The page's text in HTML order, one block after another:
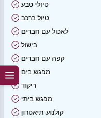
טיולי טבע
טיול ברכב
לאכול עם חברים
בישול
קפה עם חברים
מפגש בים
ריקוד
מפגש ביתי
קולנוע-תיאטרון